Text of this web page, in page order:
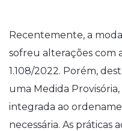
Recentemente, a
sofreu alterações com
1.108/2022. Porém,
uma Medida
integrada ao
necessária. As práticas